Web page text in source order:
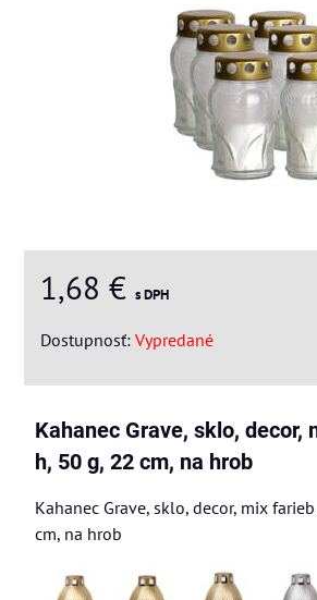
1,68 € s DPH
Dostupnosť: Vypredané
Kahanec Grave, sklo, decor,
h, 50 g, 22 cm, na hrob
Kahanec Grave, sklo, decor, mix
cm, na hrob